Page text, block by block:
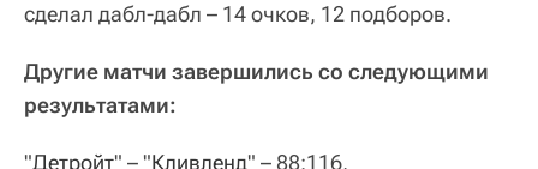
сделал дабл-дабл – 14 очков, 12 подборов.
Другие матчи завершились со следующими
результатами:
"Детройт" – "Кливленд" – 88:116,